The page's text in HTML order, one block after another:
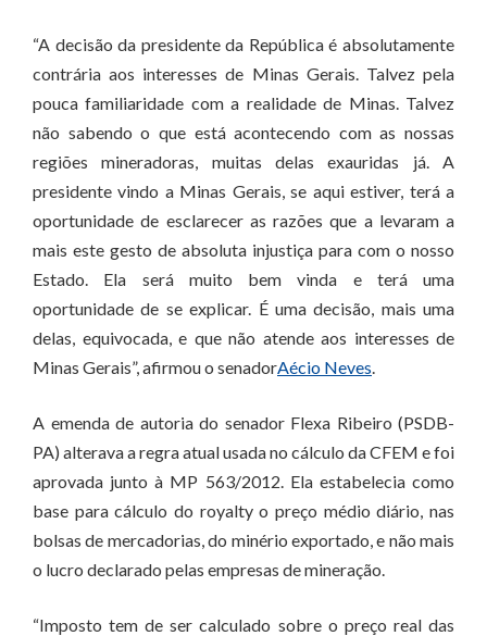
“A decisão da presidente da República é absolutamente
contrária aos interesses de Minas Gerais. Talvez pela
pouca familiaridade com a realidade de Minas. Talvez
não sabendo o que está acontecendo com as nossas
regiões mineradoras, muitas delas exauridas já. A
presidente vindo a Minas Gerais, se aqui estiver, terá a
oportunidade de esclarecer as razões que a levaram a
mais este gesto de absoluta injustiça para com o nosso
Estado. Ela será muito bem vinda e terá uma
oportunidade de se explicar. É uma decisão, mais uma
delas, equivocada, e que não atende aos interesses de
Minas Gerais”, afirmou o senadorAécio Neves.
A emenda de autoria do senador Flexa Ribeiro (PSDB-
PA) alterava a regra atual usada no cálculo da CFEM e foi
aprovada junto à MP 563/2012. Ela estabelecia como
base para cálculo do royalty o preço médio diário, nas
bolsas de mercadorias, do minério exportado, e não mais
o lucro declarado pelas empresas de mineração.
“Imposto tem de ser calculado sobre o preço real das